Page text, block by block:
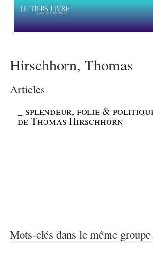
Hirschhorn, Thomas
Articles
splendeur, folie &
de Thomas Hirschhorn
Mots-clés dans le même groupe